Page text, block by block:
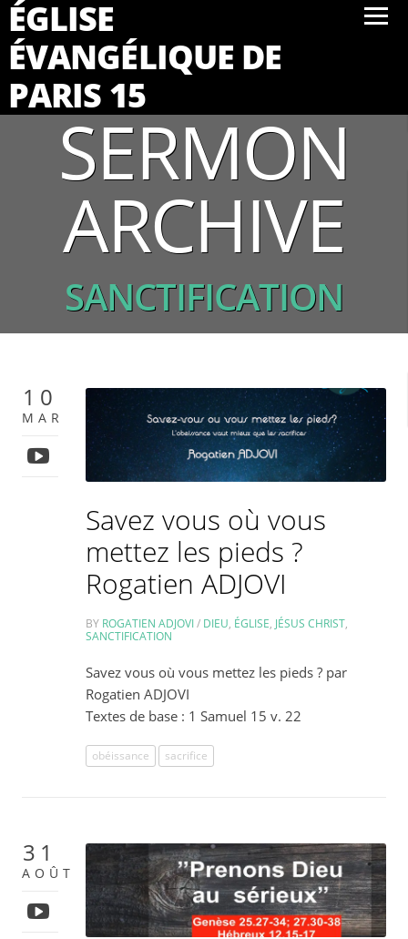
ÉGLISE
ÉVANGÉLIQUE DE
PARIS 15
SERMON
ARCHIVE
SANCTIFICATION
10
MAR
Savez vous où vous
mettez les pieds ?
Rogatien ADJOVI
BY ROGATIEN ADJOVI/ DIEU, ÉGLISE, JÉSUS CHRIST,
SANCTIFICATION
Savez vous où vous mettez les pieds ? par
Rogatien ADJOVI
Textes de base : 1 Samuel 15 v. 22
obéissance sacrifice
31
AOÛT